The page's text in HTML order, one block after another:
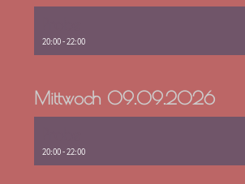
20:00 - 22:00
Mittwoch 09.09.2026
20:00 - 22:00